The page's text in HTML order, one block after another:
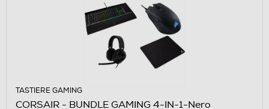
TASTIERE GAMING
CORSAIR - BUNDLE GAMING 4-IN-1-Nero